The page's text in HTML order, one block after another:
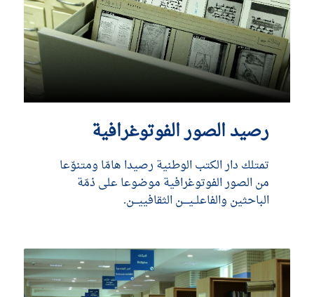
رصيد الصور الفوتوغرافية
تمتلك دار الكتب الوطنية رصيدا هامّا ومتنوّعا
من الصور الفوتوغرافية موضوعا على ذمّة
الباحثين والفاعلــيــــن الثقافييـــن.